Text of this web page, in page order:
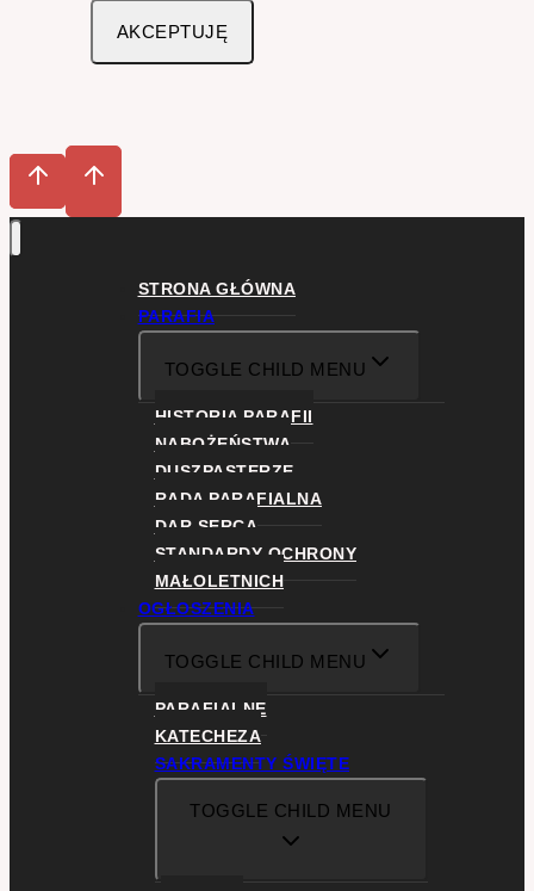
AKCEPTUJĘ
STRONA GŁÓWNA
PARAFIA
TOGGLE CHILD MENU
HISTORIA PARAFII
NABOŻEŃSTWA
DUSZPASTERZE
RADA PARAFIALNA
DAR SERCA
STANDARDY OCHRONY
MAŁOLETNICH
OGŁOSZENIA
TOGGLE CHILD MENU
PARAFIALNE
KATECHEZA
SAKRAMENTY ŚWIĘTE
TOGGLE CHILD MENU